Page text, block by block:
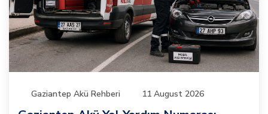
Gaziantep Akü Rehberi 11 August 2026